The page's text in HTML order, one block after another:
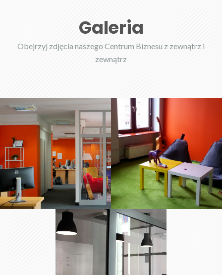
Galeria
Obejrzyj zdjęcia naszego Centrum Biznesu z zewnątrz i
zewnątrz